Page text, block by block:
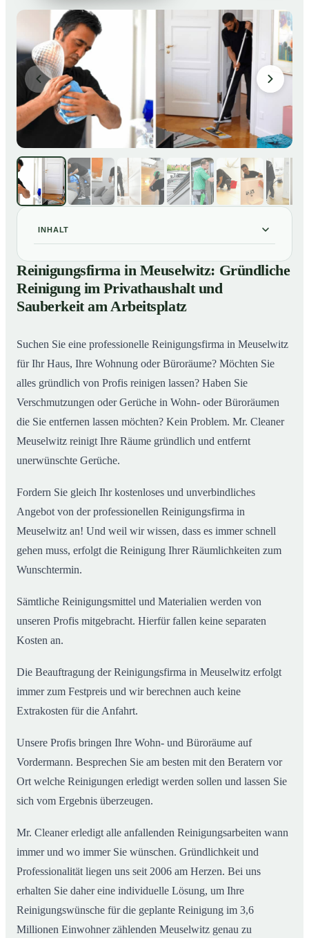
INHALT
01Reinigungsfirma in Meuselwitz: Gründliche Reinigung
im Privathaushalt und Sauberkeit am Arbeitsplatz
02 So arbeitet eine Reinigungsfirma in Meuselwitz
Reinigungsfirma in Meuselwitz: Gründliche
Reinigung im Privathaushalt und
Sauberkeit am Arbeitsplatz
Suchen Sie eine professionelle Reinigungsfirma in Meuselwitz
für Ihr Haus, Ihre Wohnung oder Büroräume? Möchten Sie
alles gründlich von Profis reinigen lassen? Haben Sie
Verschmutzungen oder Gerüche in Wohn- oder Büroräumen
die Sie entfernen lassen möchten? Kein Problem. Mr. Cleaner
Meuselwitz reinigt Ihre Räume gründlich und entfernt
unerwünschte Gerüche.
Fordern Sie gleich Ihr kostenloses und unverbindliches
Angebot von der professionellen Reinigungsfirma in
Meuselwitz an! Und weil wir wissen, dass es immer schnell
gehen muss, erfolgt die Reinigung Ihrer Räumlichkeiten zum
Wunschtermin.
Sämtliche Reinigungsmittel und Materialien werden von
unseren Profis mitgebracht. Hierfür fallen keine separaten
Kosten an.
Die Beauftragung der Reinigungsfirma in Meuselwitz erfolgt
immer zum Festpreis und wir berechnen auch keine
Extrakosten für die Anfahrt.
Unsere Profis bringen Ihre Wohn- und Büroräume auf
Vordermann. Besprechen Sie am besten mit den Beratern vor
Ort welche Reinigungen erledigt werden sollen und lassen Sie
sich vom Ergebnis überzeugen.
Mr. Cleaner erledigt alle anfallenden Reinigungsarbeiten wann
immer und wo immer Sie wünschen. Gründlichkeit und
Professionalität liegen uns seit 2006 am Herzen. Bei uns
erhalten Sie daher eine individuelle Lösung, um Ihre
Reinigungswünsche für die geplante Reinigung im 3,6
Millionen Einwohner zählenden Meuselwitz genau zu